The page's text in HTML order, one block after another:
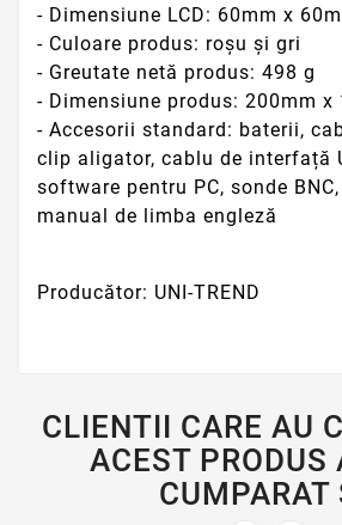
- Dimensiune LCD: 60mm x
- Culoare produs: roșu și gri
- Greutate netă produs: 498 g
- Dimensiune produs: 200mm x
- Accesorii standard: baterii,
clip aligator, cablu de interfață
software pentru PC, sonde
manual de limba engleză
Producător: UNI-TREND
CLIENTII CARE AU
ACEST PRODUS
CUMPARAT